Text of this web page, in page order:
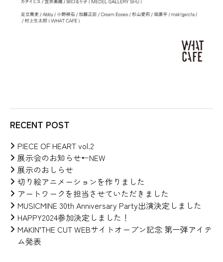
RECENT POST
PIECE OF HEART vol.2
展示会のお知らせ←NEW
展示のおしらせ
切り絵アニメーションを作りました
アートワークを担当させていただきました
MUSICMINE 30th Anniversary Party出演決定しました
HAPPY2024参加決定しました！
MAKIN’THE CUT WEBサイトオープン記念 第一弾アイテ
ム発表